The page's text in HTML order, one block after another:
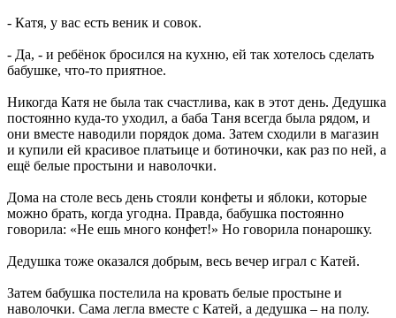
- Катя, у вас есть веник и совок.
- Да, - и ребёнок бросился на кухню, ей так хотелось сделать
бабушке, что-то приятное.
Никогда Катя не была так счастлива, как в этот день. Дедушка
постоянно куда-то уходил, а баба Таня всегда была рядом, и
они вместе наводили порядок дома. Затем сходили в магазин
и купили ей красивое платьице и ботиночки, как раз по ней, а
ещё белые простыни и наволочки.
Дома на столе весь день стояли конфеты и яблоки, которые
можно брать, когда угодна. Правда, бабушка постоянно
говорила: «Не ешь много конфет!» Но говорила понарошку.
Дедушка тоже оказался добрым, весь вечер играл с Катей.
Затем бабушка постелила на кровать белые простыне и
наволочки. Сама легла вместе с Катей, а дедушка – на полу.